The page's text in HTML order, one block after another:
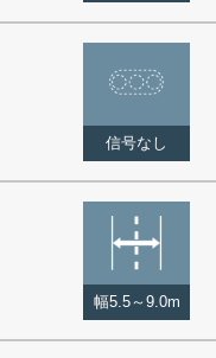
信号なし
幅5.5～9.0m